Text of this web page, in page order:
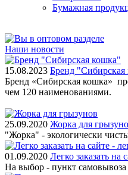
Бумажная
Наши новости
15.08.2023 Бренд "Сибирская
Бренд «Сибирская кошка»
чем 120 наименованиями.
25.09.2020 Жорка для
"Жорка" - экологически
01.09.2020 Легко заказать на
На выбор - пункт самовывоза